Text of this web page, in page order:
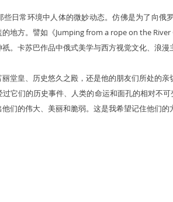
些日常环境中人体的微妙动态。仿佛是为了向
地方。譬如《Jumping from a rope on the
。卡苏巴作品中俄式美学与西方视觉文化、浪
堂皇、历史悠久之殿，还是他的朋友们所处的
它们的历史事件、人类的命运和面孔的相对不
们的伟大、美丽和脆弱。这是我希望记住他们